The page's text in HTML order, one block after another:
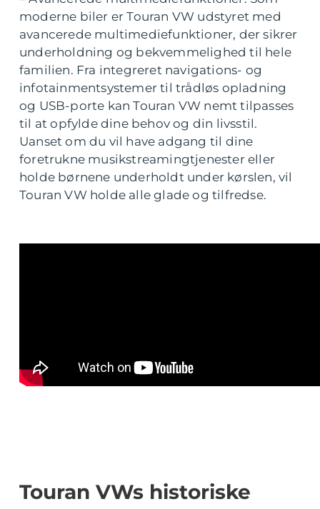
moderne biler er Touran VW udstyret med
avancerede multimediefunktioner, der sikrer
underholdning og bekvemmelighed til hele
familien. Fra integreret navigations- og
infotainmentsystemer til trådløs opladning
og USB-porte kan Touran VW nemt tilpasses
til at opfylde dine behov og din livsstil.
Uanset om du vil have adgang til dine
foretrukne musikstreamingtjenester eller
holde børnene underholdt under kørslen, vil
Touran VW holde alle glade og tilfredse.
Touran VWs historiske